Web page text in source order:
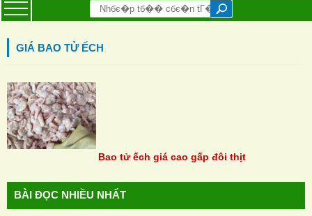
GIÁ BAO TỬ ẾCH
Bao tử ếch giá cao gấp đôi thịt
BÀI ĐỌC NHIỀU NHẤT